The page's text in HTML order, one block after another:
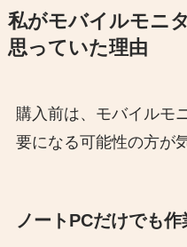
私がモバイルモニ
思っていた理由
購入前は、モバイルモ
要になる可能性の方が
ノートPCだけでも